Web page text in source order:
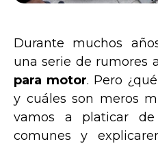
Durante muchos
una serie de rumores
para motor. Pero
y cuáles son meros
vamos a platicar
comunes y